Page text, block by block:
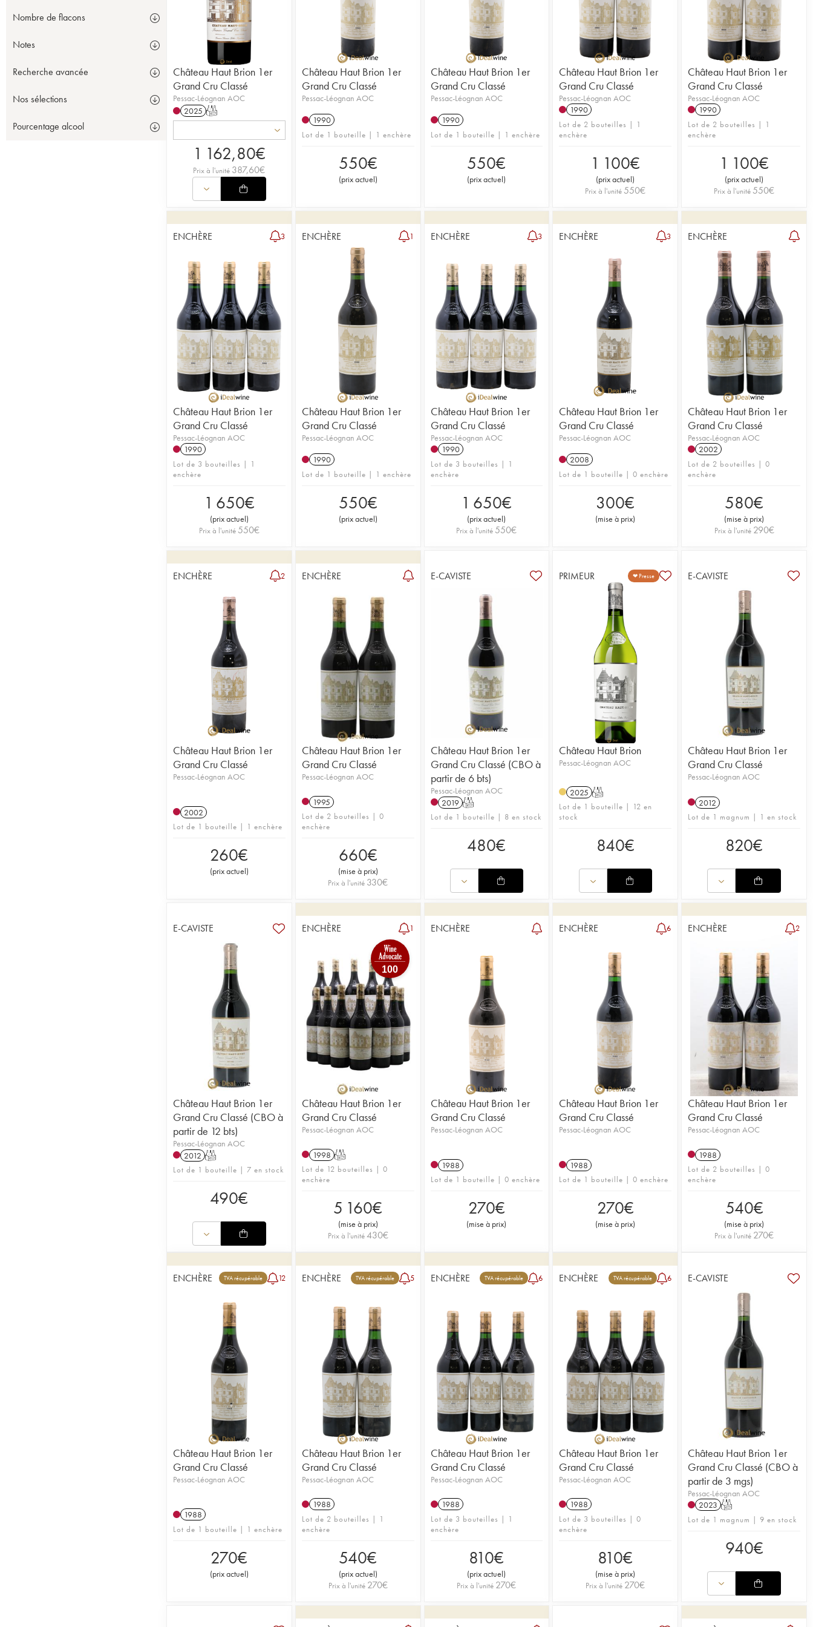
Nombre de flacons
Notes
Recherche avancée
Nos sélections
Pourcentage alcool
Lire l'article du Journal iDealwine sur le Château Haut
Plus d'informations :Lire l'article du Journal iDealwine sur le Château Haut
Château Haut Brion 1er
Grand Cru Classé
Pessac-Léognan AOC
2025 T
1 162,80€
Prix à l'unité 387,60€
Château Haut Brion 1er
Grand Cru Classé
Pessac-Léognan AOC
1990
Lot de 1 bouteille | 1 enchère
550€
(prix actuel)
Château Haut Brion 1er
Grand Cru Classé
Pessac-Léognan AOC
1990
Lot de 1 bouteille | 1 enchère
550€
(prix actuel)
Château Haut Brion 1er
Grand Cru Classé
Pessac-Léognan AOC
1990
Lot de 2 bouteilles | 1
enchère
1 100€
(prix actuel)
Prix à l'unité 550€
Château Haut Brion 1er
Grand Cru Classé
Pessac-Léognan AOC
1990
Lot de 2 bouteilles | 1
enchère
1 100€
(prix actuel)
Prix à l'unité 550€
ENCHÈRE 3
Château Haut Brion 1er
Grand Cru Classé
Pessac-Léognan AOC
1990
Lot de 3 bouteilles | 1
enchère
1 650€
(prix actuel)
Prix à l'unité 550€
ENCHÈRE 1
Château Haut Brion 1er
Grand Cru Classé
Pessac-Léognan AOC
1990
Lot de 1 bouteille | 1 enchère
550€
(prix actuel)
ENCHÈRE 3
Château Haut Brion 1er
Grand Cru Classé
Pessac-Léognan AOC
1990
Lot de 3 bouteilles | 1
enchère
1 650€
(prix actuel)
Prix à l'unité 550€
ENCHÈRE 3
Château Haut Brion 1er
Grand Cru Classé
Pessac-Léognan AOC
2008
Lot de 1 bouteille | 0 enchère
300€
(mise à prix)
ENCHÈRE
Château Haut Brion 1er
Grand Cru Classé
Pessac-Léognan AOC
2002
Lot de 2 bouteilles | 0
enchère
580€
(mise à prix)
Prix à l'unité 290€
ENCHÈRE 2
Château Haut Brion 1er
Grand Cru Classé
Pessac-Léognan AOC
2002
Lot de 1 bouteille | 1 enchère
260€
(prix actuel)
ENCHÈRE
Château Haut Brion 1er
Grand Cru Classé
Pessac-Léognan AOC
1995
Lot de 2 bouteilles | 0
enchère
660€
(mise à prix)
Prix à l'unité 330€
E-CAVISTE
Château Haut Brion 1er
Grand Cru Classé (CBO à
partir de 6 bts)
Pessac-Léognan AOC
2019 T
Lot de 1 bouteille | 8 en stock
480€
PRIMEUR ❤ Presse
Château Haut Brion
Pessac-Léognan AOC
2025 T
Lot de 1 bouteille | 12 en
stock
840€
E-CAVISTE
Château Haut Brion 1er
Grand Cru Classé
Pessac-Léognan AOC
2012
Lot de 1 magnum | 1 en stock
820€
E-CAVISTE
Château Haut Brion 1er
Grand Cru Classé (CBO à
partir de 12 bts)
Pessac-Léognan AOC
2012 T
Lot de 1 bouteille | 7 en stock
490€
ENCHÈRE 1
100
Château Haut Brion 1er
Grand Cru Classé
Pessac-Léognan AOC
1998 T
Lot de 12 bouteilles | 0
enchère
5 160€
(mise à prix)
Prix à l'unité430€
ENCHÈRE
Château Haut Brion 1er
Grand Cru Classé
Pessac-Léognan AOC
1988
Lot de 1 bouteille | 0 enchère
270€
(mise à prix)
ENCHÈRE 6
Château Haut Brion 1er
Grand Cru Classé
Pessac-Léognan AOC
1988
Lot de 1 bouteille | 0 enchère
270€
(mise à prix)
ENCHÈRE 2
Château Haut Brion 1er
Grand Cru Classé
Pessac-Léognan AOC
1988
Lot de 2 bouteilles | 0
enchère
540€
(mise à prix)
Prix à l'unité 270€
ENCHÈRE TVA récupérable 12
Château Haut Brion 1er
Grand Cru Classé
Pessac-Léognan AOC
1988
Lot de 1 bouteille | 1 enchère
270€
(prix actuel)
ENCHÈRE TVA récupérable 5
Château Haut Brion 1er
Grand Cru Classé
Pessac-Léognan AOC
1988
Lot de 2 bouteilles | 1
enchère
540€
(prix actuel)
Prix à l'unité 270€
ENCHÈRE TVA récupérable 6
Château Haut Brion 1er
Grand Cru Classé
Pessac-Léognan AOC
1988
Lot de 3 bouteilles | 1
enchère
810€
(prix actuel)
Prix à l'unité 270€
ENCHÈRE TVA récupérable 6
Château Haut Brion 1er
Grand Cru Classé
Pessac-Léognan AOC
1988
Lot de 3 bouteilles | 0
enchère
810€
(mise à prix)
Prix à l'unité 270€
E-CAVISTE
Château Haut Brion 1er
Grand Cru Classé (CBO à
partir de 3 mgs)
Pessac-Léognan AOC
2023 T
Lot de 1 magnum | 9 en stock
940€